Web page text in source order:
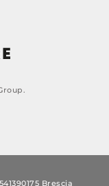
Brescia